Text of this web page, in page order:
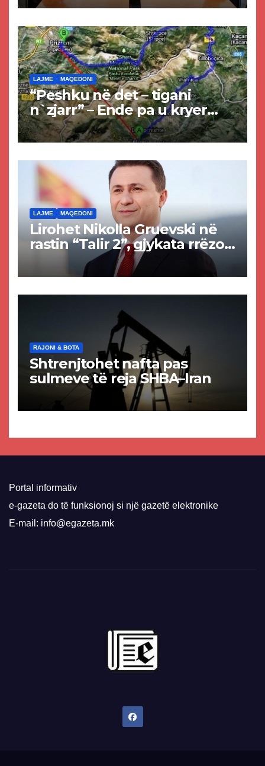
LAJME MAQEDONI
“Peshku në det – tigani
n`zjarr” – Ende pa u kryer
projekti i tunelit, komuna e
Tetovës nis punimet për
LAJME MAQEDONI
Lirohet Nikolla Gruevski në
rastin “Talir 2”, gjykata rrëzon
akuzat për ndërtimin e
paligjshëm të selisë së
RAJONI & BOTA
Shtrenjtohet nafta pas
sulmeve të reja SHBA–Iran
Portal informativ
e-gazeta do të funksionoj si një gazetë elektronike
E-mail: info@egazeta.mk